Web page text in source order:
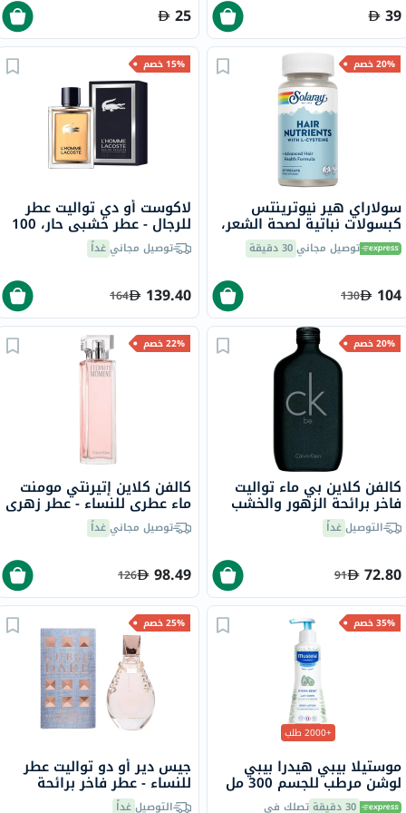
39
25
20% خصم
سولاراي هير نيوترينتس
كبسولات نباتية لصحة الشعر،
60 كبسولة توصيل مجاني30 دقيقة
104
130
15% خصم
لاكوست أو دي تواليت عطر
للرجال - عطر خشبي حار، 100
ملتوصيل مجانيغداً
139.40
164
20% خصم
كالفن كلاين بي ماء تواليت
فاخر برائحة الزهور والخشب
100 ملالتوصيلغداً
72.80
91
22% خصم
كالفن كلاين إتيرنتي مومنت
ماء عطري للنساء - عطر زهري
فاخر 100 ملتوصيل مجانيغداً
98.49
126
35% خصم
+2000 طلب
موستيلا بيبي هيدرا بيبي
لوشن مرطب للجسم 300 مل
30 دقيقة تصلك في
25% خصم
جيس دير أو دو تواليت عطر
للنساء - عطر فاخر برائحة
المسك الزهري 100 مل
التوصيلغداً